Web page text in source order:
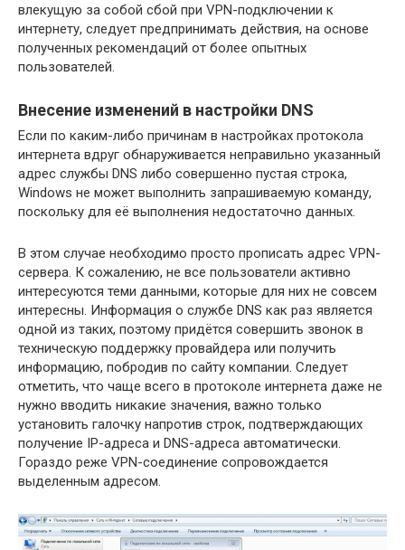
влекущую за собой сбой при VPN-подключении к
интернету, следует предпринимать действия, на основе
полученных рекомендаций от более опытных
пользователей.
Внесение изменений в настройки DNS
Если по каким-либо причинам в настройках протокола
интернета вдруг обнаруживается неправильно указанный
адрес службы DNS либо совершенно пустая строка,
Windows не может выполнить запрашиваемую команду,
поскольку для её выполнения недостаточно данных.
В этом случае необходимо просто прописать адрес VPN-
сервера. К сожалению, не все пользователи активно
интересуются теми данными, которые для них не совсем
интересны. Информация о службе DNS как раз является
одной из таких, поэтому придётся совершить звонок в
техническую поддержку провайдера или получить
информацию, побродив по сайту компании. Следует
отметить, что чаще всего в протоколе интернета даже не
нужно вводить никакие значения, важно только
установить галочку напротив строк, подтверждающих
получение IP-адреса и DNS-адреса автоматически.
Гораздо реже VPN-соединение сопровождается
выделенным адресом.